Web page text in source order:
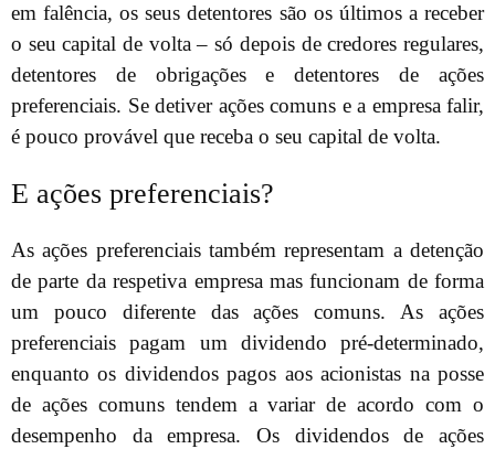
em falência, os seus detentores são os últimos a receber
o seu capital de volta – só depois de credores regulares,
detentores de obrigações e detentores de ações
preferenciais. Se detiver ações comuns e a empresa falir,
é pouco provável que receba o seu capital de volta.
E ações preferenciais?
As ações preferenciais também representam a detenção
de parte da respetiva empresa mas funcionam de forma
um pouco diferente das ações comuns. As ações
preferenciais pagam um dividendo pré-determinado,
enquanto os dividendos pagos aos acionistas na posse
de ações comuns tendem a variar de acordo com o
desempenho da empresa. Os dividendos de ações